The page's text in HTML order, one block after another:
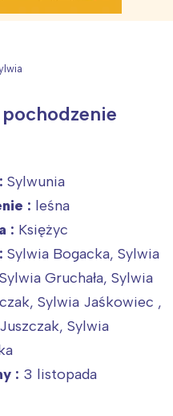
Sylwunia
: leśna
: Księżyc
Sylwia Bogacka, Sylwia
Gruchała, Sylwia
Sylwia Jaśkowiec ,
Sylwia
: 3 listopada